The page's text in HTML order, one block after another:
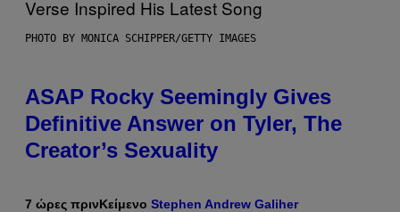
PHOTO BY MONICA SCHIPPER/GETTY IMAGES
ASAP Rocky Seemingly Gives
Definitive Answer on Tyler, The
Creator’s Sexuality
7 ώρες πρινΚείμενο Stephen Andrew Galiher